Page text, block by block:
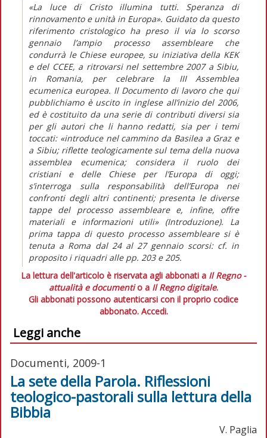
«La luce di Cristo illumina tutti. Speranza di
rinnovamento e unità in Europa». Guidato da questo
riferimento cristologico ha preso il via lo scorso
gennaio l’ampio processo assembleare che
condurrà le Chiese europee, su iniziativa della KEK
e del CCEE, a ritrovarsi nel settembre 2007 a Sibiu,
in Romania, per celebrare la III Assemblea
ecumenica europea. Il Documento di lavoro che qui
pubblichiamo è uscito in inglese all’inizio del 2006,
ed è costituito da una serie di contributi diversi sia
per gli autori che li hanno redatti, sia per i temi
toccati: «introduce nel cammino da Basilea a Graz e
a Sibiu; riflette teologicamente sul tema della nuova
assemblea ecumenica; considera il ruolo dei
cristiani e delle Chiese per l’Europa di oggi;
s’interroga sulla responsabilità dell’Europa nei
confronti degli altri continenti; presenta le diverse
tappe del processo assembleare e, infine, offre
materiali e informazioni utili» (Introduzione). La
prima tappa di questo processo assembleare si è
tenuta a Roma dal 24 al 27 gennaio scorsi: cf. in
proposito i riquadri alle pp. 203 e 205.
La lettura dell'articolo è riservata agli abbonati a Il Regno -
attualità e documentio a Il Regno digitale.
Gli abbonati possono autenticarsi con il proprio codice
abbonato. Accedi.
Leggi anche
Documenti, 2009-1
La sete della Parola. Riflessioni
teologico-pastorali sulla lettura della
Bibbia
V. Paglia